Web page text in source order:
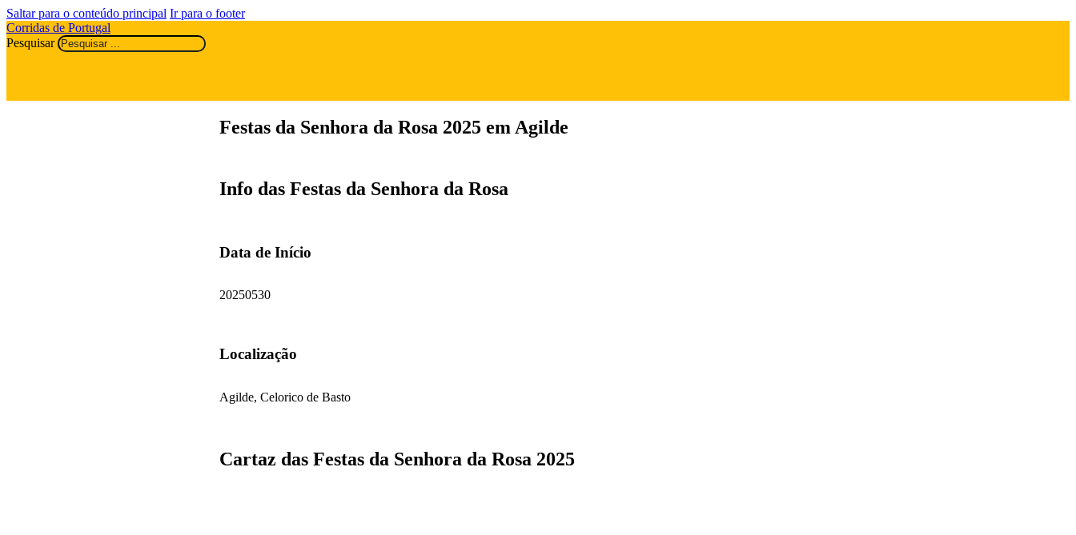
Saltar para o conteúdo principal Ir para o footer
Corridas de Portugal
Pesquisar
Festas da Senhora da Rosa 2025 em Agilde
Info das Festas da Senhora da Rosa
Data de Início
20250530
Localização
Agilde, Celorico de Basto
Cartaz das Festas da Senhora da Rosa 2025